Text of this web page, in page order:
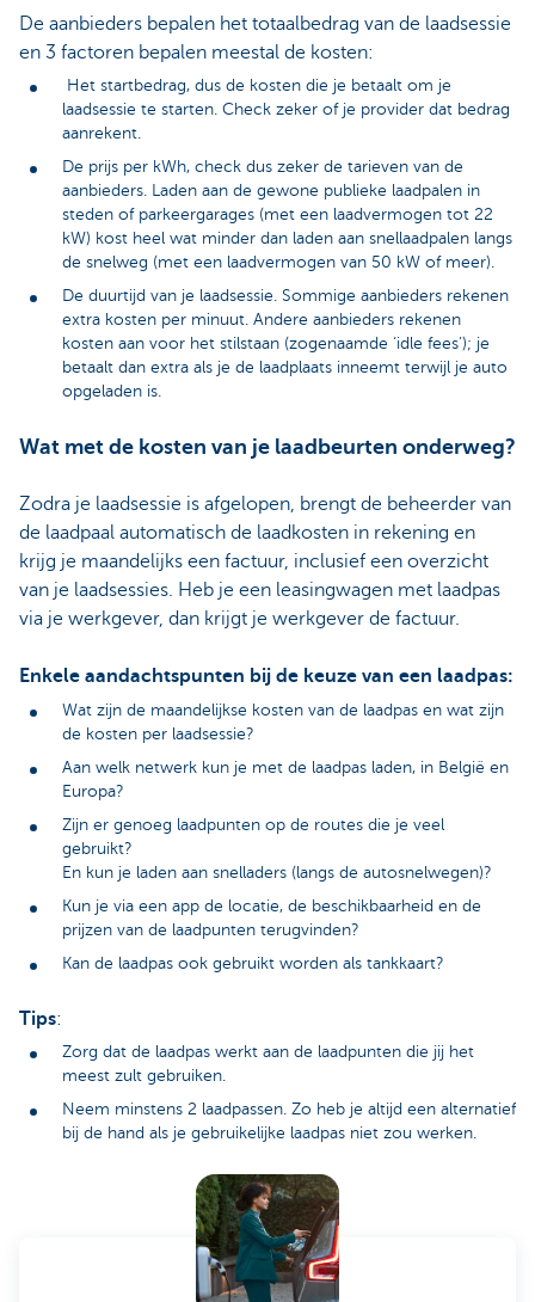
De aanbieders bepalen het totaalbedrag van de laadsessie
en 3 factoren bepalen meestal de kosten:
Het startbedrag, dus de kosten die je betaalt om je
laadsessie te starten. Check zeker of je provider dat bedrag
aanrekent.
De prijs per kWh, check dus zeker de tarieven van de
aanbieders. Laden aan de gewone publieke laadpalen in
steden of parkeergarages (met een laadvermogen tot 22
kW) kost heel wat minder dan laden aan snellaadpalen langs
de snelweg (met een laadvermogen van 50 kW of meer).
De duurtijd van je laadsessie. Sommige aanbieders rekenen
extra kosten per minuut. Andere aanbieders rekenen
kosten aan voor het stilstaan (zogenaamde ‘idle fees’); je
betaalt dan extra als je de laadplaats inneemt terwijl je auto
opgeladen is.
Wat met de kosten van je laadbeurten onderweg?
Zodra je laadsessie is afgelopen, brengt de beheerder van
de laadpaal automatisch de laadkosten in rekening en
krijg je maandelijks een factuur, inclusief een overzicht
van je laadsessies. Heb je een leasingwagen met laadpas
via je werkgever, dan krijgt je werkgever de factuur.
Enkele aandachtspunten bij de keuze van een laadpas:
Wat zijn de maandelijkse kosten van de laadpas en wat zijn
de kosten per laadsessie?
Aan welk netwerk kun je met de laadpas laden, in België en
Europa?
Zijn er genoeg laadpunten op de routes die je veel
gebruikt?
En kun je laden aan snelladers (langs de autosnelwegen)?
Kun je via een app de locatie, de beschikbaarheid en de
prijzen van de laadpunten terugvinden?
Kan de laadpas ook gebruikt worden als tankkaart?
Tips:
Zorg dat de laadpas werkt aan de laadpunten die jij het
meest zult gebruiken.
Neem minstens 2 laadpassen. Zo heb je altijd een alternatief
bij de hand als je gebruikelijke laadpas niet zou werken.